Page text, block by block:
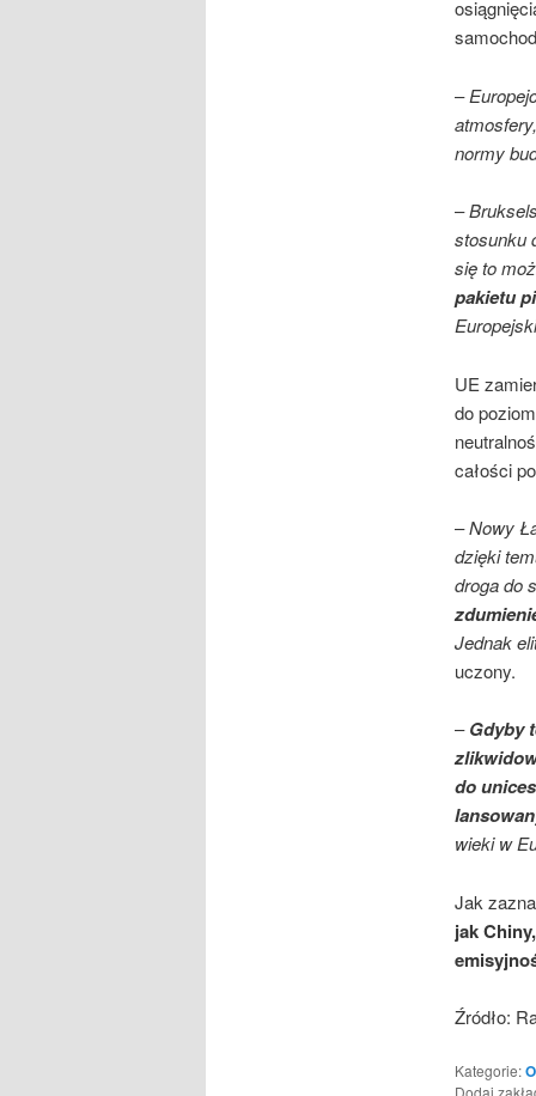
–
normy
–
stosunku
się to
pakietu
UE
do
całości
–Nowy
dzięki
droga do
Jednak
uczony.
–Gdyby
do
wieki w
Jak
jak
Źródło:
Kategorie: